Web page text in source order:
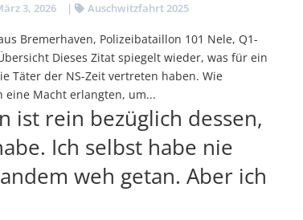
3, 2026 | Auschwitzfahrt 2025
Bremerhaven, Polizeibataillon 101 Nele, Q1-
Dieses Zitat spiegelt wieder, was für ein
Täter der NS-Zeit vertreten haben. Wie
eine Macht erlangten, um...
ist rein bezüglich dessen,
Ich selbst habe nie
weh getan. Aber ich